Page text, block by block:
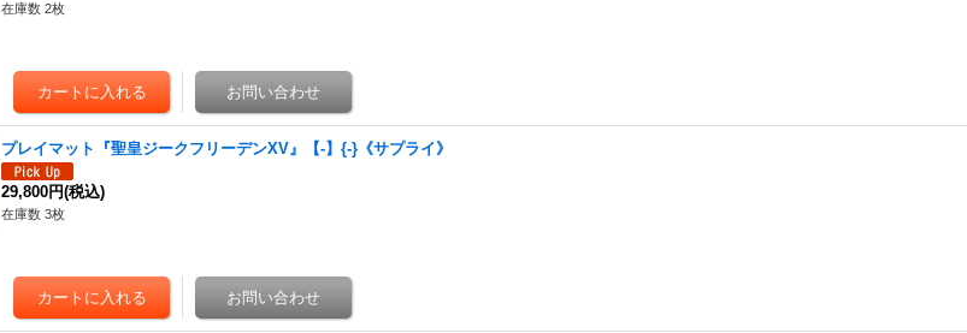
在庫数 2枚
プレイマット『聖皇ジークフリーデンXV』【-】{-}《サプライ》
29,800円(税込)
在庫数 3枚